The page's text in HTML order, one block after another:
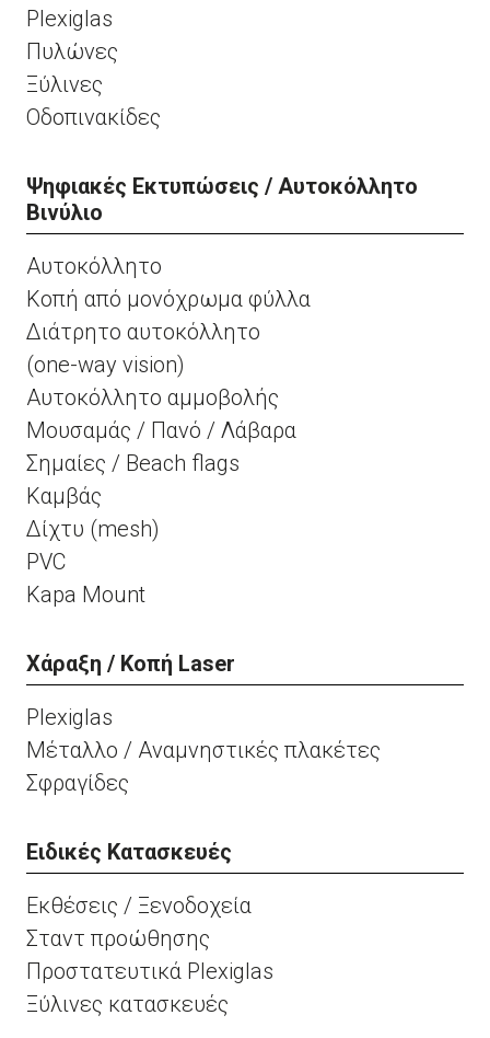
Plexiglas
Πυλώνες
Ξύλινες
Οδοπινακίδες
Ψηφιακές Εκτυπώσεις / Αυτοκόλλητο
Βινύλιο
Αυτοκόλλητο
Κοπή από μονόχρωμα φύλλα
Διάτρητο αυτοκόλλητο
(one-way vision)
Αυτοκόλλητο αμμοβολής
Μουσαμάς / Πανό / Λάβαρα
Σημαίες / Beach flags
Καμβάς
Δίχτυ (mesh)
PVC
Kapa Mount
Χάραξη / Κοπή Laser
Plexiglas
Μέταλλο / Αναμνηστικές πλακέτες
Σφραγίδες
Ειδικές Κατασκευές
Εκθέσεις / Ξενοδοχεία
Σταντ προώθησης
Προστατευτικά Plexiglas
Ξύλινες κατασκευές